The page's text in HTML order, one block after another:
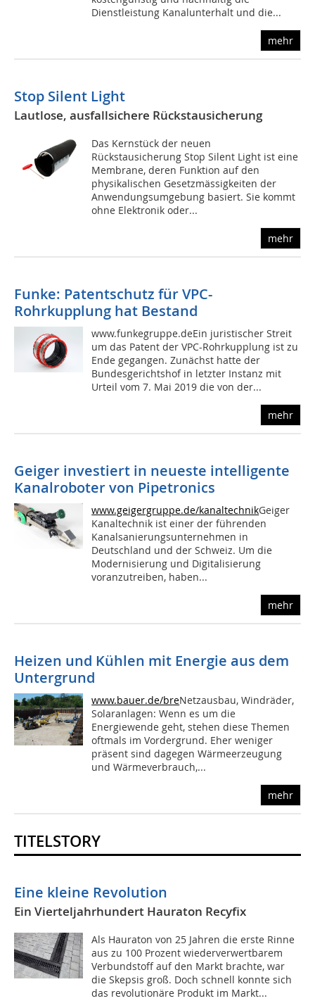
Dienstleistung Kanalunterhalt und die...
mehr
Stop Silent Light
Lautlose, ausfallsichere Rückstausicherung
Das Kernstück der neuen
Rückstausicherung Stop Silent Light ist eine
Membrane, deren Funktion auf den
physikalischen Gesetzmässigkeiten der
Anwendungsumgebung basiert. Sie kommt
ohne Elektronik oder...
mehr
Funke: Patentschutz für VPC-
Rohrkupplung hat Bestand
www.funkegruppe.deEin juristischer Streit
um das Patent der VPC-Rohrkupplung ist zu
Ende gegangen. Zunächst hatte der
Bundesgerichtshof in letzter Instanz mit
Urteil vom 7. Mai 2019 die von der...
mehr
Geiger investiert in neueste intelligente
Kanalroboter von Pipetronics
www.geigergruppe.de/kanaltechnikGeiger
Kanaltechnik ist einer der führenden
Kanalsanierungsunternehmen in
Deutschland und der Schweiz. Um die
Modernisierung und Digitalisierung
voranzutreiben, haben...
mehr
Heizen und Kühlen mit Energie aus dem
Untergrund
www.bauer.de/breNetzausbau, Windräder,
Solaranlagen: Wenn es um die
Energiewende geht, stehen diese Themen
oftmals im Vordergrund. Eher weniger
präsent sind dagegen Wärmeerzeugung
und Wärmeverbrauch,...
mehr
TITELSTORY
Eine kleine Revolution
Ein Vierteljahrhundert Hauraton Recyfix
Als Hauraton von 25 Jahren die erste Rinne
aus zu 100 Prozent wiederverwertbarem
Verbundstoff auf den Markt brachte, war
die Skepsis groß. Doch schnell konnte sich
das revolutionäre Produkt im Markt...